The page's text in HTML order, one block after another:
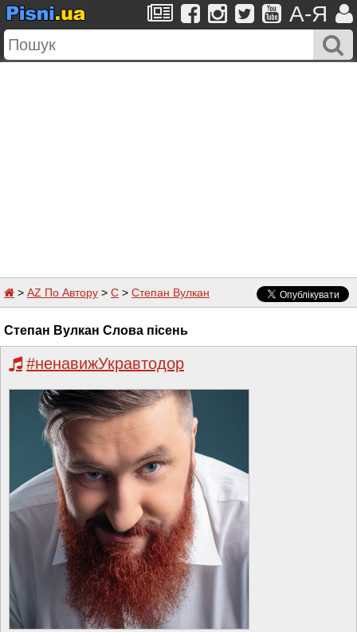
A-Я
> AZ По Автору > С > Степан Вулкан
Степан Вулкан Слова пісень
#ненавижУкравтодор